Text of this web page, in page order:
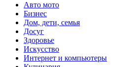
Авто мото
Бизнес
Дом, дети, семья
Досуг
Здоровье
Искусство
Интернет и компьютеры